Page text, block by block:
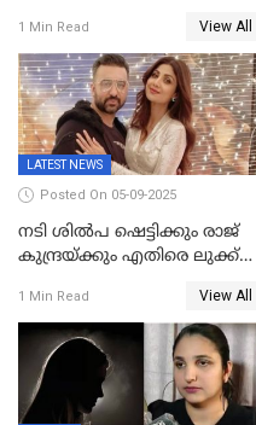
ലക്ഷം രൂപ പിഴ; നവ്യ
28ദിവസത്തിനകം പിഴ
അടയ്ക്കണം
1 Min Read View All
LATEST NEWS
Posted On 05-09-2025
നടി ശിൽപ ഷെട്ടിക്കും രാജ്
കുന്ദ്രയ്ക്കും എതിരെ ലുക്ക്
1 Min Read View All